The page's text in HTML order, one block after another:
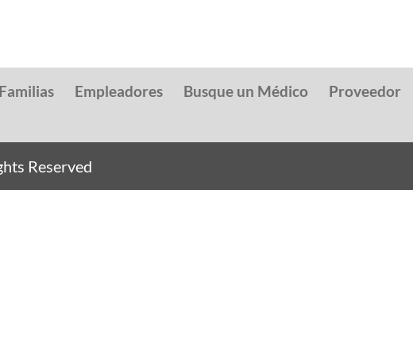
Empleadores Busque un Médico Proveedor
Reserved